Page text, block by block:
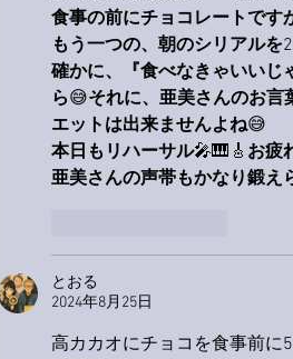
食事の前にチョコレートです
もう一つの、朝のシリアルを2
確かに、『食べなきゃいいじ
ら😅それに、亜美さんのお
エットは出来ませんよね😅
本日もリハーサル🎤🎹🎸 お疲
亜美さんの声帯もかなり鍛え
とおる
2024年8月25日
高カカオにチョコを食事前に